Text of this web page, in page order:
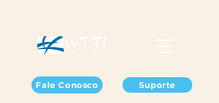
Suporte
Fale Conosco